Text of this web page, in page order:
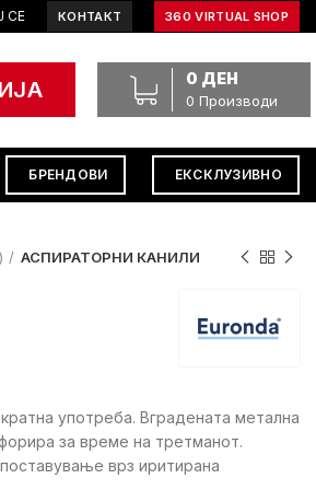
СЕ КОНТАКТ 360 VIRTUAL SHOP
0 Производи
0 ДЕН
БРЕНДОВИ ЕКСКЛУЗИВНО
АСПИРАТОРНИ КАНИЛИ
употреба. Вградената метална
за време на третманот.
врз иритирана